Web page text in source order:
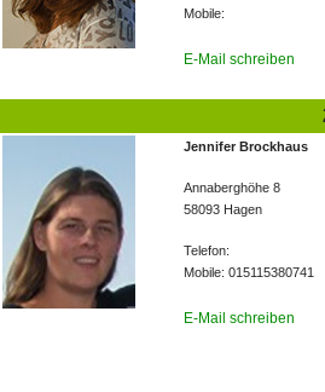
Mobile:
E-Mail schreiben
Jennifer Brockhaus
Annaberghöhe 8
58093 Hagen
Telefon:
Mobile: 015115380741
E-Mail schreiben